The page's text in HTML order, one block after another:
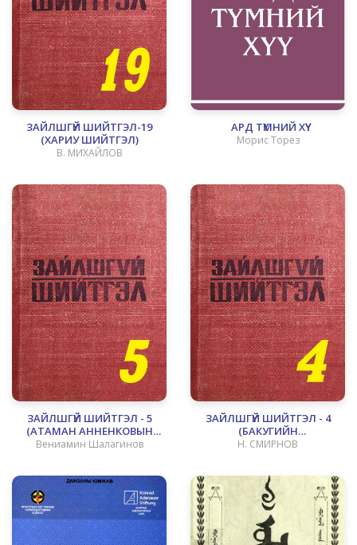
ЗАЙЛШГҮЙ ШИЙТГЭЛ-19
(ХАРИУ ШИЙТГЭЛ)
В. МИХАЙЛОВ
АРД ТҮМНИЙ ХҮҮ
Морис Торез
ЗАЙЛШГҮЙ ШИЙТГЭЛ - 5
(АТАМАН АННЕНКОВЫН
СҮЙРЭЛ)
Вениамин Шалагинов
ЗАЙЛШГҮЙ ШИЙТГЭЛ - 4
(БАКУГИЙН
КОМИССАРУУДЫН АМЬ
Н. СМИРНОВ